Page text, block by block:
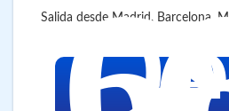
Salida desde Madrid, Barcelona,